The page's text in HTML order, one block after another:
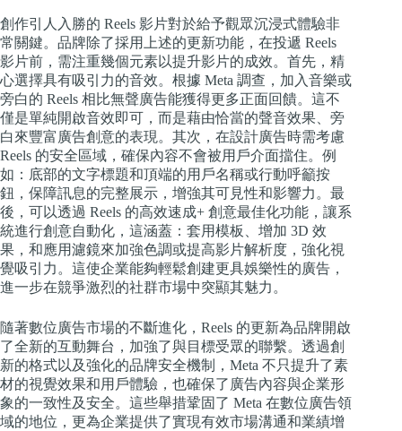
創作引人入勝的 Reels 影片對於給予觀眾沉浸式體驗非
常關鍵。品牌除了採用上述的更新功能，在投遞 Reels
影片前，需注重幾個元素以提升影片的成效。首先，精
心選擇具有吸引力的音效。根據 Meta 調查，加入音樂或
旁白的 Reels 相比無聲廣告能獲得更多正面回饋。這不
僅是單純開啟音效即可，而是藉由恰當的聲音效果、旁
白來豐富廣告創意的表現。其次，在設計廣告時需考慮
Reels 的安全區域，確保內容不會被用戶介面擋住。例
如：底部的文字標題和頂端的用戶名稱或行動呼籲按
鈕，保障訊息的完整展示，增強其可見性和影響力。最
後，可以透過 Reels 的高效速成+ 創意最佳化功能，讓系
統進行創意自動化，這涵蓋：套用模板、增加 3D 效
果，和應用濾鏡來加強色調或提高影片解析度，強化視
覺吸引力。這使企業能夠輕鬆創建更具娛樂性的廣告，
進一步在競爭激烈的社群市場中突顯其魅力。
隨著數位廣告市場的不斷進化，Reels 的更新為品牌開啟
了全新的互動舞台，加強了與目標受眾的聯繫。透過創
新的格式以及強化的品牌安全機制，Meta 不只提升了素
材的視覺效果和用戶體驗，也確保了廣告內容與企業形
象的一致性及安全。這些舉措鞏固了 Meta 在數位廣告領
域的地位，更為企業提供了實現有效市場溝通和業績增